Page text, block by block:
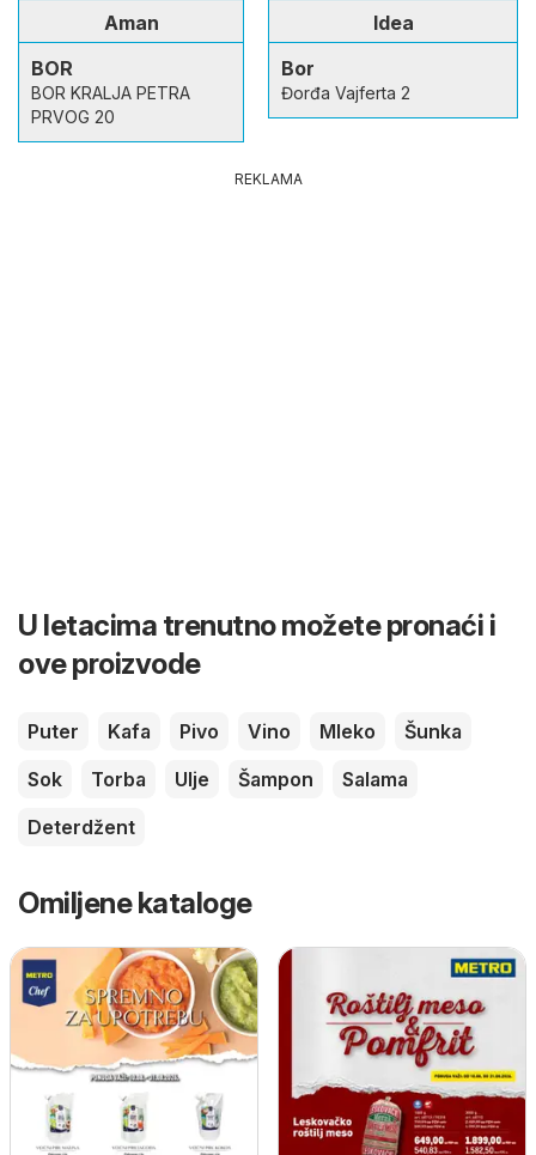
Aman
BOR
BOR KRALJA PETRA
PRVOG 20
Idea
Bor
Đorđa Vajferta 2
REKLAMA
U letacima trenutno možete pronaći i
ove proizvode
Puter Kafa Pivo Vino Mleko
Šunka
Sok
Torba Ulje Šampon
Salama
Deterdžent
Omiljene kataloge